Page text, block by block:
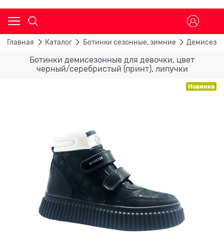
Главная Каталог Ботинки сезонные, зимние
Ботинки демисезонные для девочки, цвет
черный/серебристый (принт), липучки
Новинка